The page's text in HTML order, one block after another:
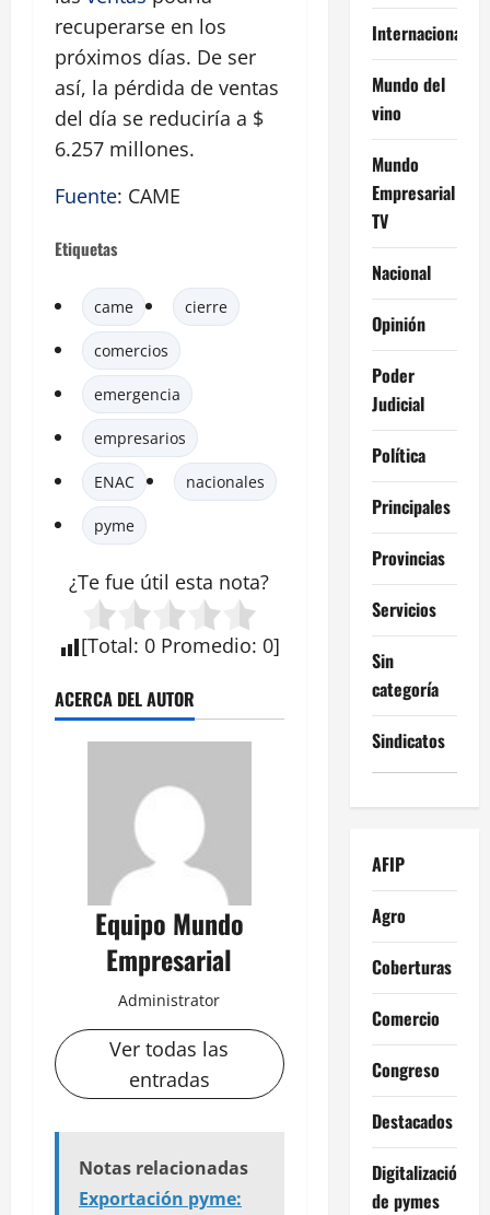
recuperarse en los
próximos días. De ser
así, la pérdida de ventas
del día se reduciría a $
6.257 millones.
Fuente: CAME
Etiquetas
came cierre
comercios
emergencia
empresarios
ENAC nacionales
pyme
¿Te fue útil esta nota?
[Total: 0 Promedio: 0]
ACERCA DEL AUTOR
Equipo Mundo
Empresarial
Administrator
Ver todas las
entradas
Notas relacionadas
Exportación pyme:
Internacional
Mundo del
vino
Mundo
Empresarial
TV
Nacional
Opinión
Poder
Judicial
Política
Principales
Provincias
Servicios
Sin
categoría
Sindicatos
AFIP
Agro
Coberturas
Comercio
Congreso
Destacados
Digitalización
de pymes